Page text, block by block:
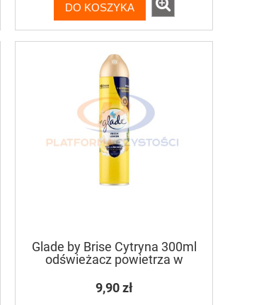
DO KOSZYKA
Glade by Brise Cytryna 300ml
odświeżacz powietrza w
9,90 zł